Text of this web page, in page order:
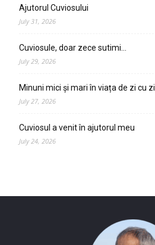
Ajutorul Cuviosului
July 31, 2026
Cuviosule, doar zece sutimi…
July 29, 2026
Minuni mici și mari în viața de zi cu zi
July 27, 2026
Cuviosul a venit în ajutorul meu
July 24, 2026